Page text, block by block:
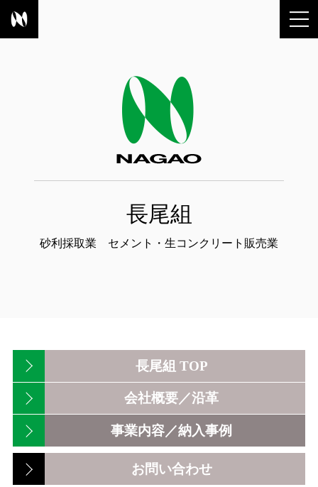
長尾組
砂利採取業 セメント・生コンクリート販売業
長尾組 TOP
会社概要／沿革
事業内容／納入事例
お問い合わせ